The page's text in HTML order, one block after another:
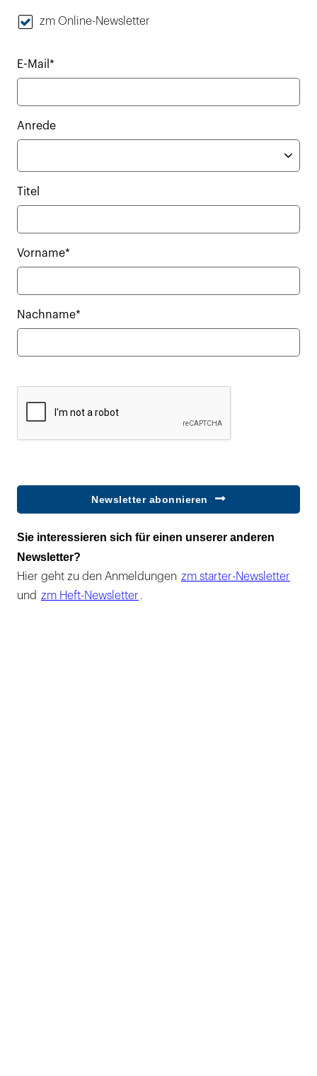
zm Online-Newsletter
E-Mail*
Anrede
Titel
Vorname*
Nachname*
Newsletter abonnieren
Sie interessieren sich für einen unserer anderen
Newsletter?
Hier geht zu den Anmeldungen zm starter-Newsletter
und zm Heft-Newsletter .